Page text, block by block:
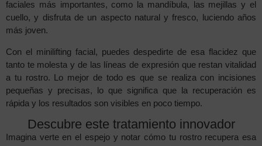
faciales más importantes, como la mandíbula, las mejillas y el
cuello, y disfruta de un aspecto natural y fresco, luciendo años
más joven.
Con el minilifting facial, puedes despedirte de esa flacidez que
tanto te molesta y de las líneas de expresión que restan vitalidad
a tu rostro. Lo mejor de todo es que se realiza con incisiones
pequeñas y precisas, lo que significa que la recuperación es
rápida y los resultados son visibles en poco tiempo.
Descubre este tratamiento innovador
Imagina verte en el espejo y notar cómo tu rostro recupera esa